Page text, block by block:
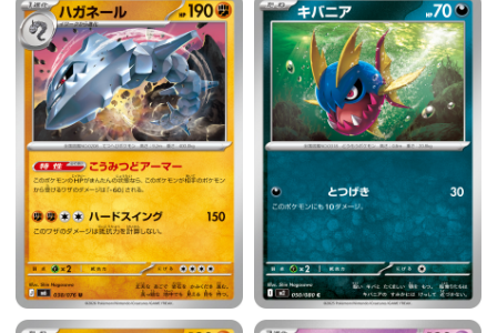
ミラー仕様のカード 件選択中